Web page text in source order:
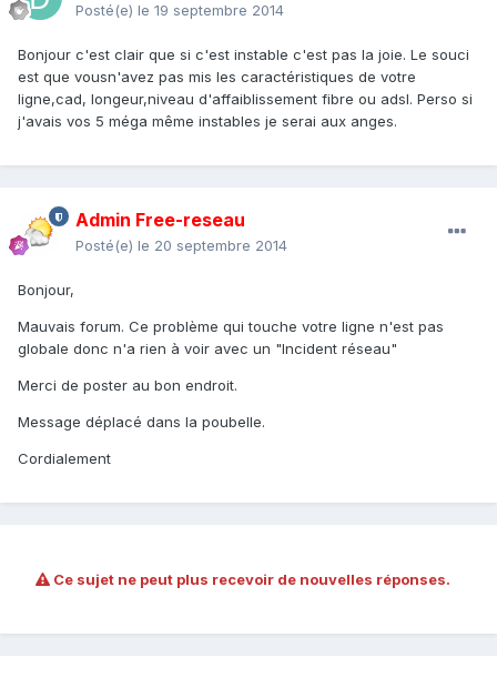
Posté(e) le 19 septembre 2014
Bonjour c'est clair que si c'est instable c'est pas la joie. Le souci
est que vousn'avez pas mis les caractéristiques de votre
ligne,cad, longeur,niveau d'affaiblissement fibre ou adsl. Perso si
j'avais vos 5 méga même instables je serai aux anges.
Admin Free-reseau
Posté(e) le 20 septembre 2014
Bonjour,
Mauvais forum. Ce problème qui touche votre ligne n'est pas
globale donc n'a rien à voir avec un "Incident réseau"
Merci de poster au bon endroit.
Message déplacé dans la poubelle.
Cordialement
Ce sujet ne peut plus recevoir de nouvelles réponses.